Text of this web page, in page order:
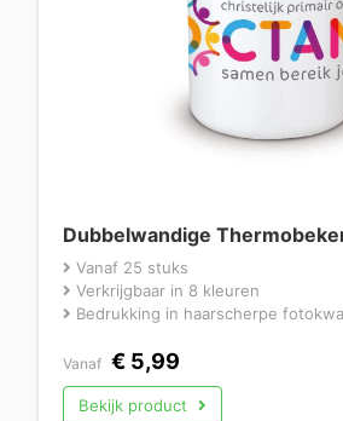
Dubbelwandige
Vanaf 25 stuks
Verkrijgbaar in 8 kleuren
Bedrukking in haarscherpe
Vanaf € 5,99
Bekijk product